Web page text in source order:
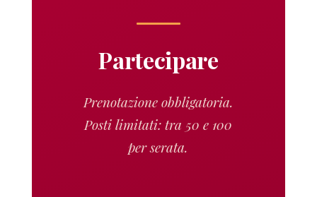
Partecipare
Prenotazione obbligatoria.
Posti limitati: tra 50 e 100
per serata.